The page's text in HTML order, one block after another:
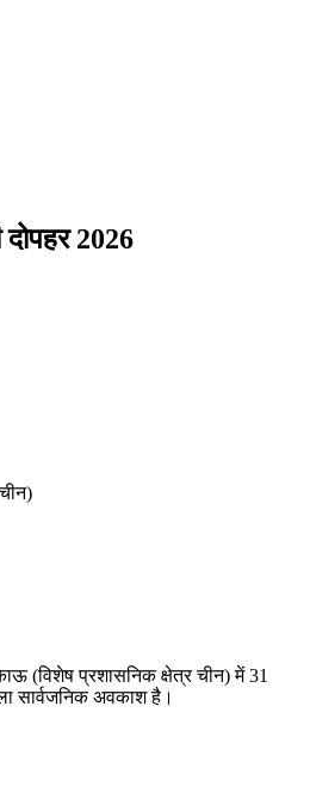
दोपहर 2026
(विशेष प्रशासनिक क्षेत्र चीन) में 31
सार्वजनिक अवकाश है।